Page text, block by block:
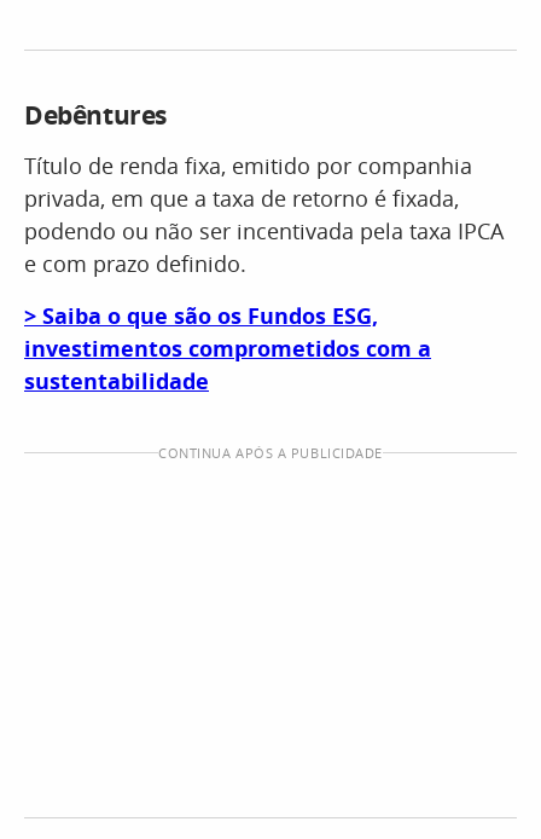
Debêntures
Título de renda fixa, emitido por companhia
privada, em que a taxa de retorno é fixada,
podendo ou não ser incentivada pela taxa IPCA
e com prazo definido.
> Saiba o que são os Fundos ESG,
investimentos comprometidos com a
sustentabilidade
CONTINUA APÓS A PUBLICIDADE